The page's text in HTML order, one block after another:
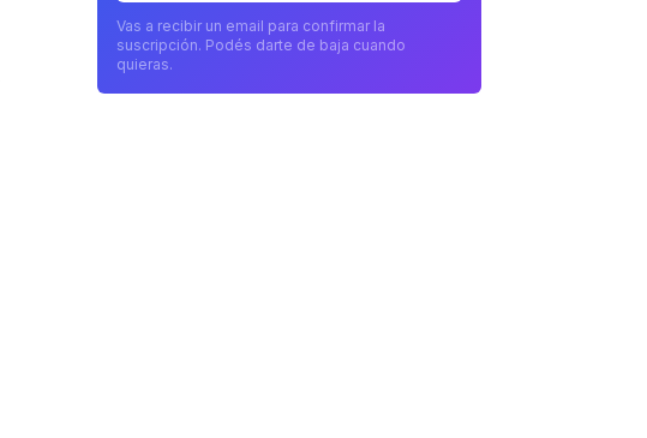
Vas a recibir un email para confirmar la
suscripción. Podés darte de baja cuando
quieras.